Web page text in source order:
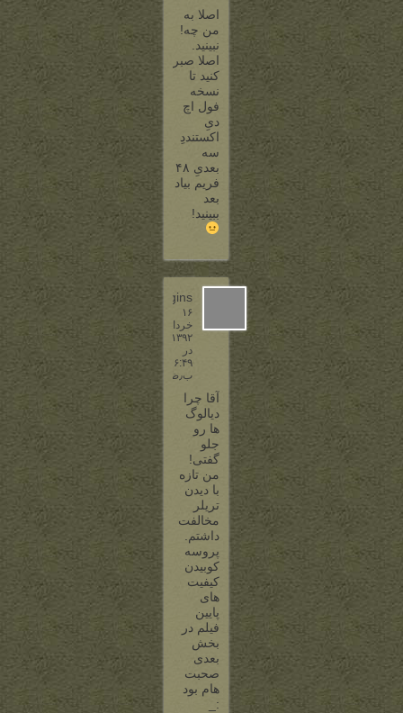
اصلا به
من چه!
نبینید.
اصلا صبر
کنید تا
نسخه
فول اچ
دیِ
اکستنددِ
سه
بعدیِ ۴۸
فریم بیاد
بعد
ببینید!
baggins
۱۶
خرداد
۱۳۹۲
در
۶:۴۹
ب٫ظ
آقا چرا
دیالوگ
ها رو
جلو
گفتی!
من تازه
با دیدن
تریلر
مخالفت
داشتم.
پروسه
کوبیدن
کیفیت
های
پایین
فیلم در
بخش
بعدی
صحبت
هام بود
:_